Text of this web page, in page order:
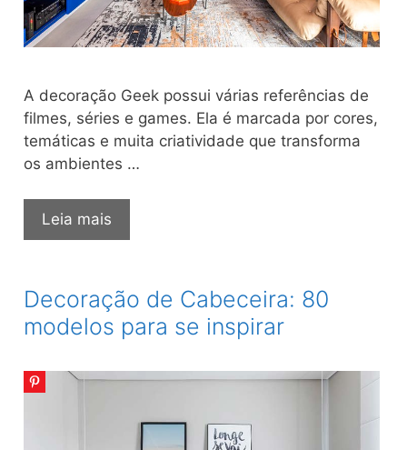
A decoração Geek possui várias referências de
filmes, séries e games. Ela é marcada por cores,
temáticas e muita criatividade que transforma
os ambientes …
Leia mais
Geek:
ideias
para
a
inteira
Decoração de Cabeceira: 80
modelos para se inspirar